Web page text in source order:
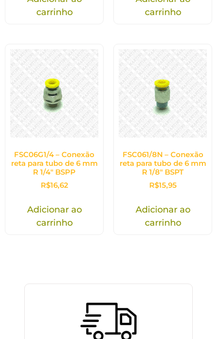
carrinho
carrinho
FSC06G1/4 – Conexão
reta para tubo de 6 mm
R 1/4″ BSPP
R$16,62
Adicionar ao
carrinho
FSC061/8N – Conexão
reta para tubo de 6 mm
R 1/8″ BSPT
R$15,95
Adicionar ao
carrinho